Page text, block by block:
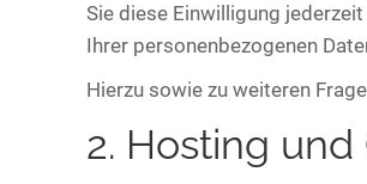
Sie diese Einwilligung
Ihrer personenbezogenen
Hierzu sowie zu weiteren
2. Hosting